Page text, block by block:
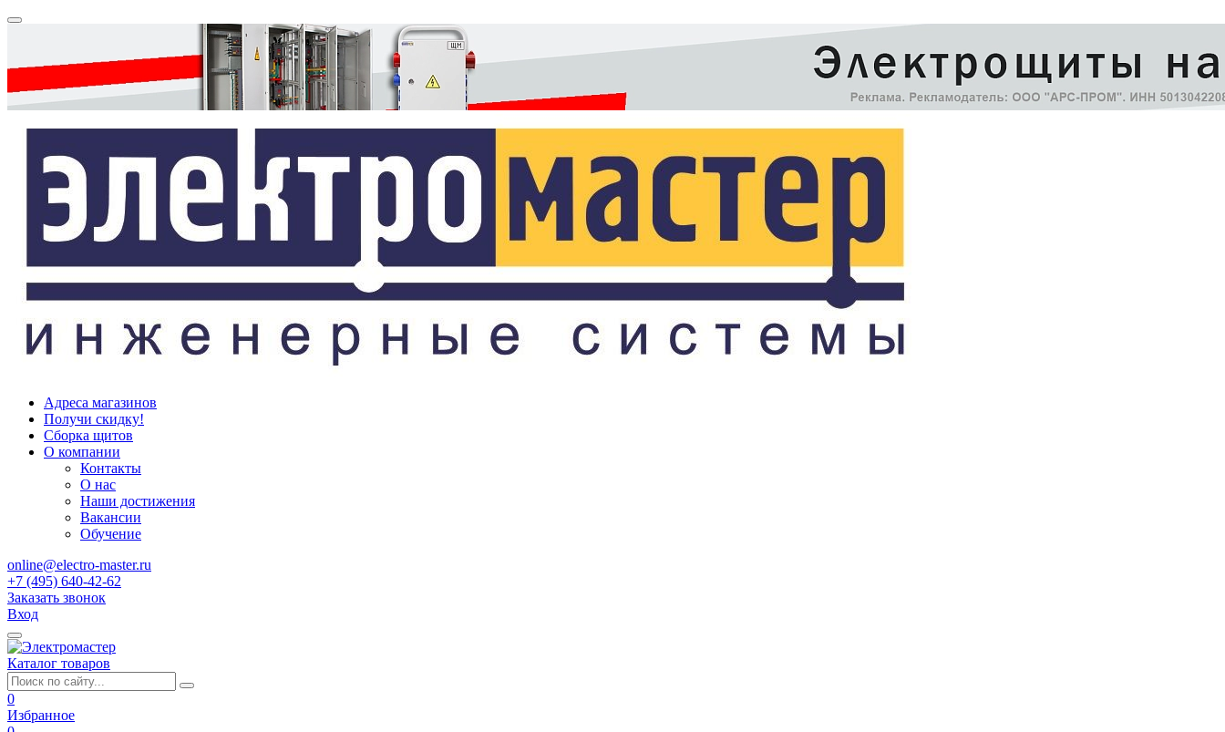
Адреса магазинов
Получи скидку!
Сборка щитов
О компании
Контакты
О нас
Наши достижения
Вакансии
Обучение
online@electro-master.ru
+7 (495) 640-42-62
Заказать звонок
Вход
Каталог товаров
0
Избранное